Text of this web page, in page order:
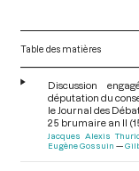
Table des matières
Discussion
députation du
le Journal des
25 brumaire an II
Jacques Alexis
Eugène Gossuin